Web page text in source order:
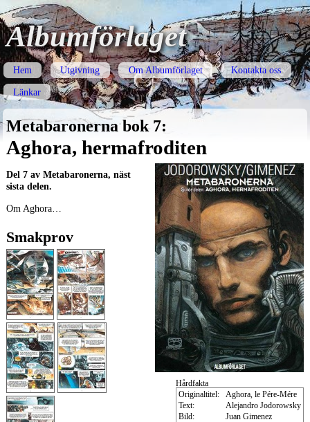
Albumförlaget
Hem Utgivning Om Albumförlaget
Kontakta oss
Länkar
Metabaronerna bok 7:
Aghora, hermafroditen
Hårdfakta
Originaltitel:
Aghora, le Pére-Mére
Text:
Alejandro Jodorowsky
Bild:
Juan Gimenez
Del 7 av Metabaronerna, näst
sista delen.
Om Aghora…
Smakprov